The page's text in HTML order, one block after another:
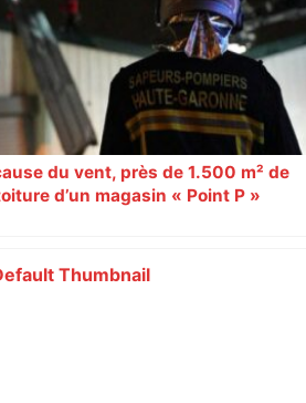
du vent, près de 1.500 m² de
d’un magasin « Point P »